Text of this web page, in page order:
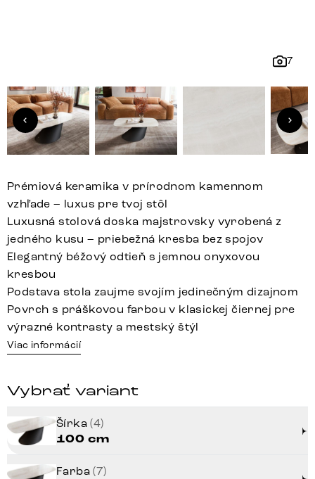
7
Prémiová keramika v prírodnom kamennom
vzhľade – luxus pre tvoj stôl
Luxusná stolová doska majstrovsky vyrobená z
jedného kusu – priebežná kresba bez spojov
Elegantný béžový odtieň s jemnou onyxovou
kresbou
Podstava stola zaujme svojím jedinečným dizajnom
Povrch s práškovou farbou v klasickej čiernej pre
výrazné kontrasty a mestský štýl
Viac informácií
Vybrať variant
Šírka(4)
100 cm
Farba(7)